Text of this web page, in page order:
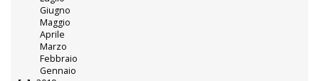
Giugno
Maggio
Aprile
Marzo
Febbraio
Gennaio